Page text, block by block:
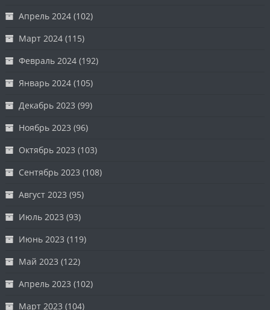
Апрель 2024 (102)
Март 2024 (115)
Февраль 2024 (192)
Январь 2024 (105)
Декабрь 2023 (99)
Ноябрь 2023 (96)
Октябрь 2023 (103)
Сентябрь 2023 (108)
Август 2023 (95)
Июль 2023 (93)
Июнь 2023 (119)
Май 2023 (122)
Апрель 2023 (102)
Март 2023 (104)